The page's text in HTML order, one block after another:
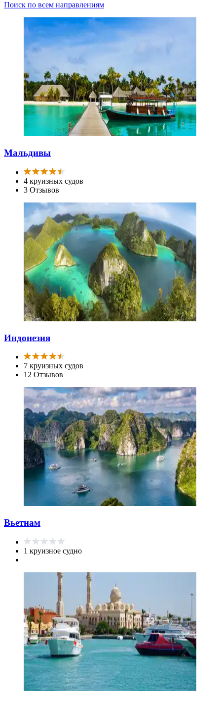
Поиск по всем направлениям
Мальдивы
4 круизных судов
3 Отзывов
Индонезия
7 круизных судов
12 Отзывов
Вьетнам
1 круизное судно